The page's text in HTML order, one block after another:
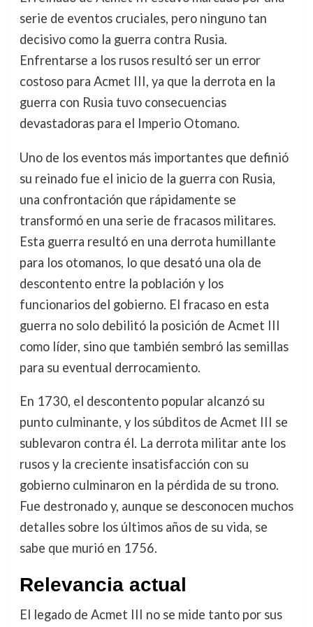
serie de eventos cruciales, pero ninguno tan
decisivo como la guerra contra Rusia.
Enfrentarse a los rusos resultó ser un error
costoso para Acmet III, ya que la derrota en la
guerra con Rusia tuvo consecuencias
devastadoras para el Imperio Otomano.
Uno de los eventos más importantes que definió
su reinado fue el inicio de la guerra con Rusia,
una confrontación que rápidamente se
transformó en una serie de fracasos militares.
Esta guerra resultó en una derrota humillante
para los otomanos, lo que desató una ola de
descontento entre la población y los
funcionarios del gobierno. El fracaso en esta
guerra no solo debilitó la posición de Acmet III
como líder, sino que también sembró las semillas
para su eventual derrocamiento.
En 1730, el descontento popular alcanzó su
punto culminante, y los súbditos de Acmet III se
sublevaron contra él. La derrota militar ante los
rusos y la creciente insatisfacción con su
gobierno culminaron en la pérdida de su trono.
Fue destronado y, aunque se desconocen muchos
detalles sobre los últimos años de su vida, se
sabe que murió en 1756.
Relevancia actual
El legado de Acmet III no se mide tanto por sus